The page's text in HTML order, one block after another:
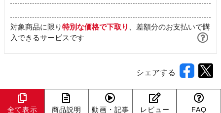
対象商品に限り特別な価格で下取り 、差額分のお支払いで購
入できるサービスです
シェアする
全て表示 商品説明 動画・記事 レビュー FAQ